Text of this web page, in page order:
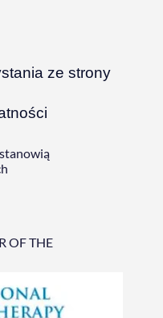
ze strony
OF THE